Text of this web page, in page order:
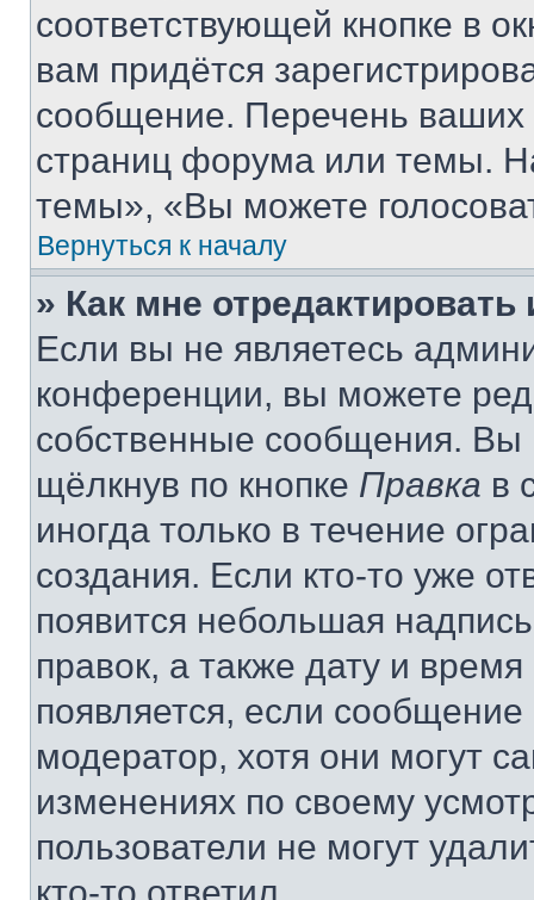
соответствующей кнопке в
вам придётся
сообщение. Перечень ваших
страниц форума или темы.
темы», «Вы можете
Вернуться к началу
» Как мне
Если вы не являетесь
конференции, вы можете
собственные сообщения. Вы
щёлкнув по кнопке Правка в
иногда только в течение
создания. Если кто-то уже
появится небольшая
правок, а также дату и
появляется, если
модератор, хотя они могут
изменениях по своему
пользователи не могут